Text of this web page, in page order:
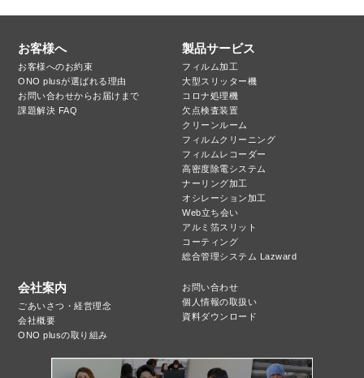
お客様へ
お客様へのお約束
ONO plusが選ばれる理由
お問い合わせからお届けまで
課題解決 FAQ
製品サービス
フィルム加工
大型スリッター機
コロナ処理機
欠点検査装置
クリーンルーム
フィルムクリーニング
フィルムレコーダー
高密度除電システム
ナーリング加工
オシレーション加工
Web立ち会い
アルミ箔スリット
コーティング
総合管理システム Lazward
会社案内
ごあいさつ・経営理念
会社概要
ONO plusの取り組み
お問い合わせ
個人情報の取扱い
資料ダウンロード